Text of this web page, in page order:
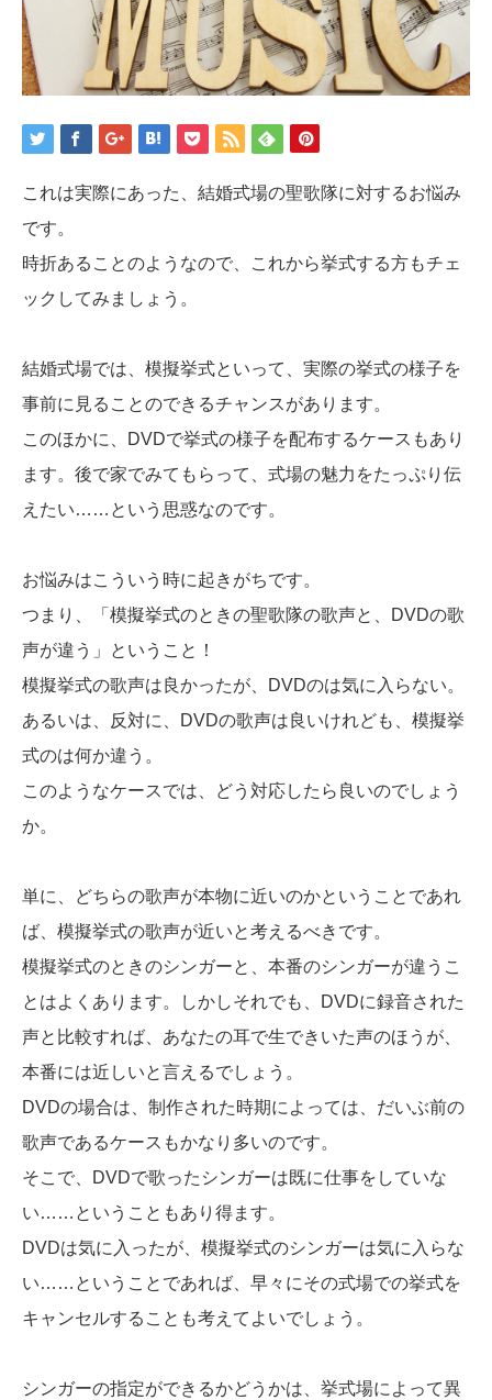
これは実際にあった、結婚式場の聖歌隊に対するお悩み
です。
時折あることのようなので、これから挙式する方もチェ
ックしてみましょう。
結婚式場では、模擬挙式といって、実際の挙式の様子を
事前に見ることのできるチャンスがあります。
このほかに、DVDで挙式の様子を配布するケースもあり
ます。後で家でみてもらって、式場の魅力をたっぷり伝
えたい……という思惑なのです。
お悩みはこういう時に起きがちです。
つまり、「模擬挙式のときの聖歌隊の歌声と、DVDの歌
声が違う」ということ！
模擬挙式の歌声は良かったが、DVDのは気に入らない。
あるいは、反対に、DVDの歌声は良いけれども、模擬挙
式のは何か違う。
このようなケースでは、どう対応したら良いのでしょう
か。
単に、どちらの歌声が本物に近いのかということであれ
ば、模擬挙式の歌声が近いと考えるべきです。
模擬挙式のときのシンガーと、本番のシンガーが違うこ
とはよくあります。しかしそれでも、DVDに録音された
声と比較すれば、あなたの耳で生できいた声のほうが、
本番には近しいと言えるでしょう。
DVDの場合は、制作された時期によっては、だいぶ前の
歌声であるケースもかなり多いのです。
そこで、DVDで歌ったシンガーは既に仕事をしていな
い……ということもあり得ます。
DVDは気に入ったが、模擬挙式のシンガーは気に入らな
い……ということであれば、早々にその式場での挙式を
キャンセルすることも考えてよいでしょう。
シンガーの指定ができるかどうかは、挙式場によって異